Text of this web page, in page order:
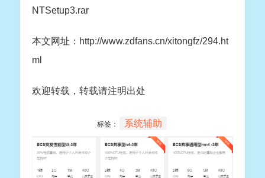
NTSetup3.rar
本文网址：http://www.zdfans.cn/xitongfz/294.ht
ml
欢迎转载，转载请注明出处
标签： 系统辅助